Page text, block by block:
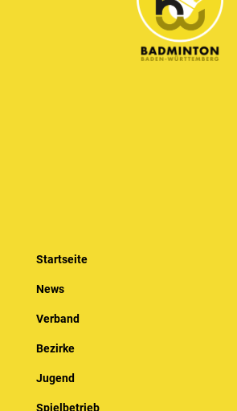
Startseite
News
Verband
Bezirke
Jugend
Spielbetrieb